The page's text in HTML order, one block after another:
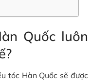
Quốc luôn
tóc Hàn Quốc sẽ được